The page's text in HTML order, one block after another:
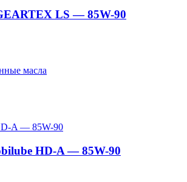
LS — 85W-90
масла
HD-A — 85W-90